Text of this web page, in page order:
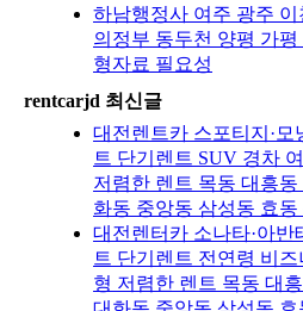
하남행정사 여주 광주
의정부 동두천 양평 가
형자료 필요성
rentcarjd 최신글
대전렌트카 스포티지·모
트 단기렌트 SUV 경차
저렴한 렌트 목동 대흥
화동 중앙동 삼성동 효
대전렌터카 소나타·아반
트 단기렌트 전연령 비
형 저렴한 렌트 목동 대